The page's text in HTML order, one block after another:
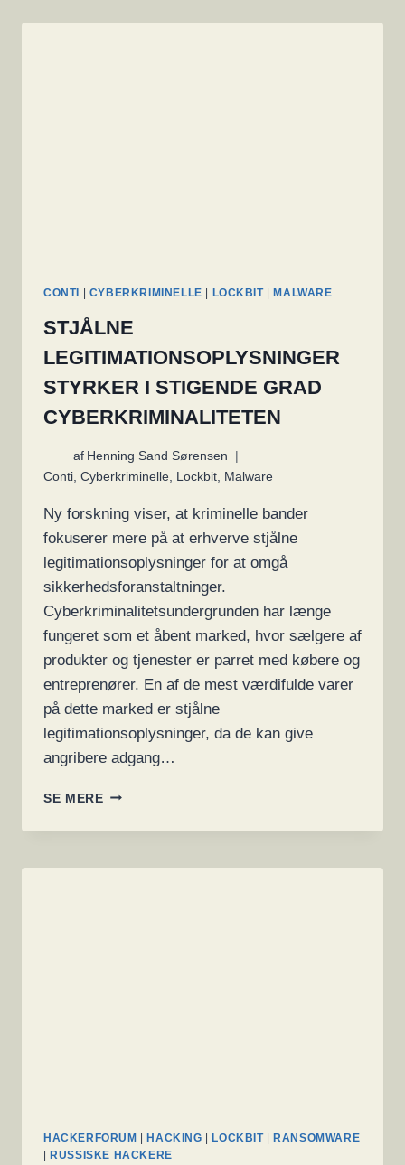
CONTI CYBERKRIMINELLE LOCKBIT| MALWARE
STJÅLNE
LEGITIMATIONSOPLYSNINGER
STYRKER I STIGENDE GRAD
CYBERKRIMINALITETEN
af Henning Sand Sørensen
Conti Cyberkriminelle Lockbit Malware
Ny forskning viser, at kriminelle bander
fokuserer mere på at erhverve stjålne
legitimationsoplysninger for at omgå
sikkerhedsforanstaltninger.
Cyberkriminalitetsundergrunden har længe
fungeret som et åbent marked, hvor sælgere af
produkter og tjenester er parret med købere og
entreprenører. En af de mest værdifulde varer
på dette marked er stjålne
legitimationsoplysninger, da de kan give
angribere adgang…
SE MERESTJÅLNE
STYRKER
STIGENDE
HACKERFORUM HACKING LOCKBIT|
RANSOMWARE
RUSSISKE HACKERE